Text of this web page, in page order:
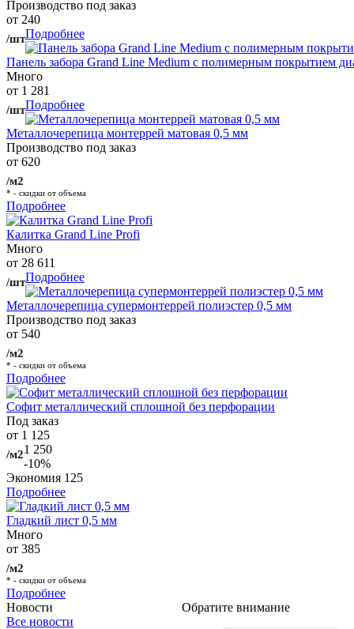
Производство под заказ
от 240
/штПодробнее
Панель забора Grand Line Medium с полимерным покрытием
Много
от 1 281
/штПодробнее
Металлочерепица монтеррей матовая 0,5 мм
Производство под заказ
от 620
/м2
* - скидки от объема
Подробнее
Калитка Grand Line Profi
Много
от 28 611
/штПодробнее
Металлочерепица супермонтеррей полиэстер 0,5 мм
Производство под заказ
от 540
/м2
* - скидки от объема
Подробнее
Софит металлический сплошной без перфорации
Под заказ
от 1 125
/м21 250
-10%
Экономия 125
Подробнее
Гладкий лист 0,5 мм
Много
от 385
/м2
* - скидки от объема
Подробнее
Обратите внимание
Новости
Все новости